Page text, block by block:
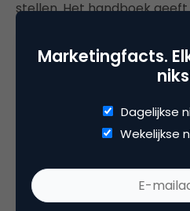
stellen. Het handboek
communicatiekanalen aan
aldus DDMA voorzitter
Onderzoek Deloitte: TV
en bijna de helft van de
leven voorstellen zonder
Marketingfacts.
Dagelijkse
Wekelijkse